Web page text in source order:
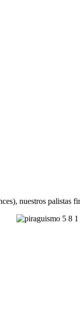
nuestros palistas